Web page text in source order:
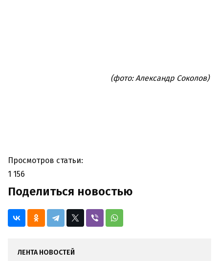
(фото: Александр Соколов)
Просмотров статьи:
1 156
Поделиться новостью
ЛЕНТА НОВОСТЕЙ